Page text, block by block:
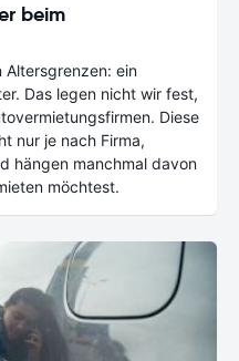
beim
Altersgrenzen: ein
Das legen nicht wir fest,
Diese
nur je nach Firma,
hängen manchmal davon
möchtest.